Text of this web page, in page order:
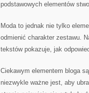
podstawowych elementów
Moda to jednak nie tylko
odmienić charakter zestawu.
tekstów pokazuje, jak
Ciekawym elementem bloga
niezwykle ważne jest, aby